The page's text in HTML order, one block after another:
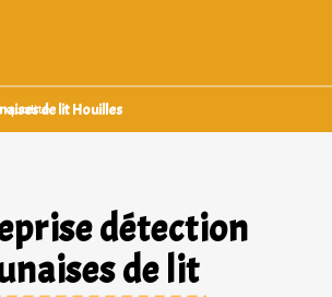
de lit Houilles
qualité
détection
de lit